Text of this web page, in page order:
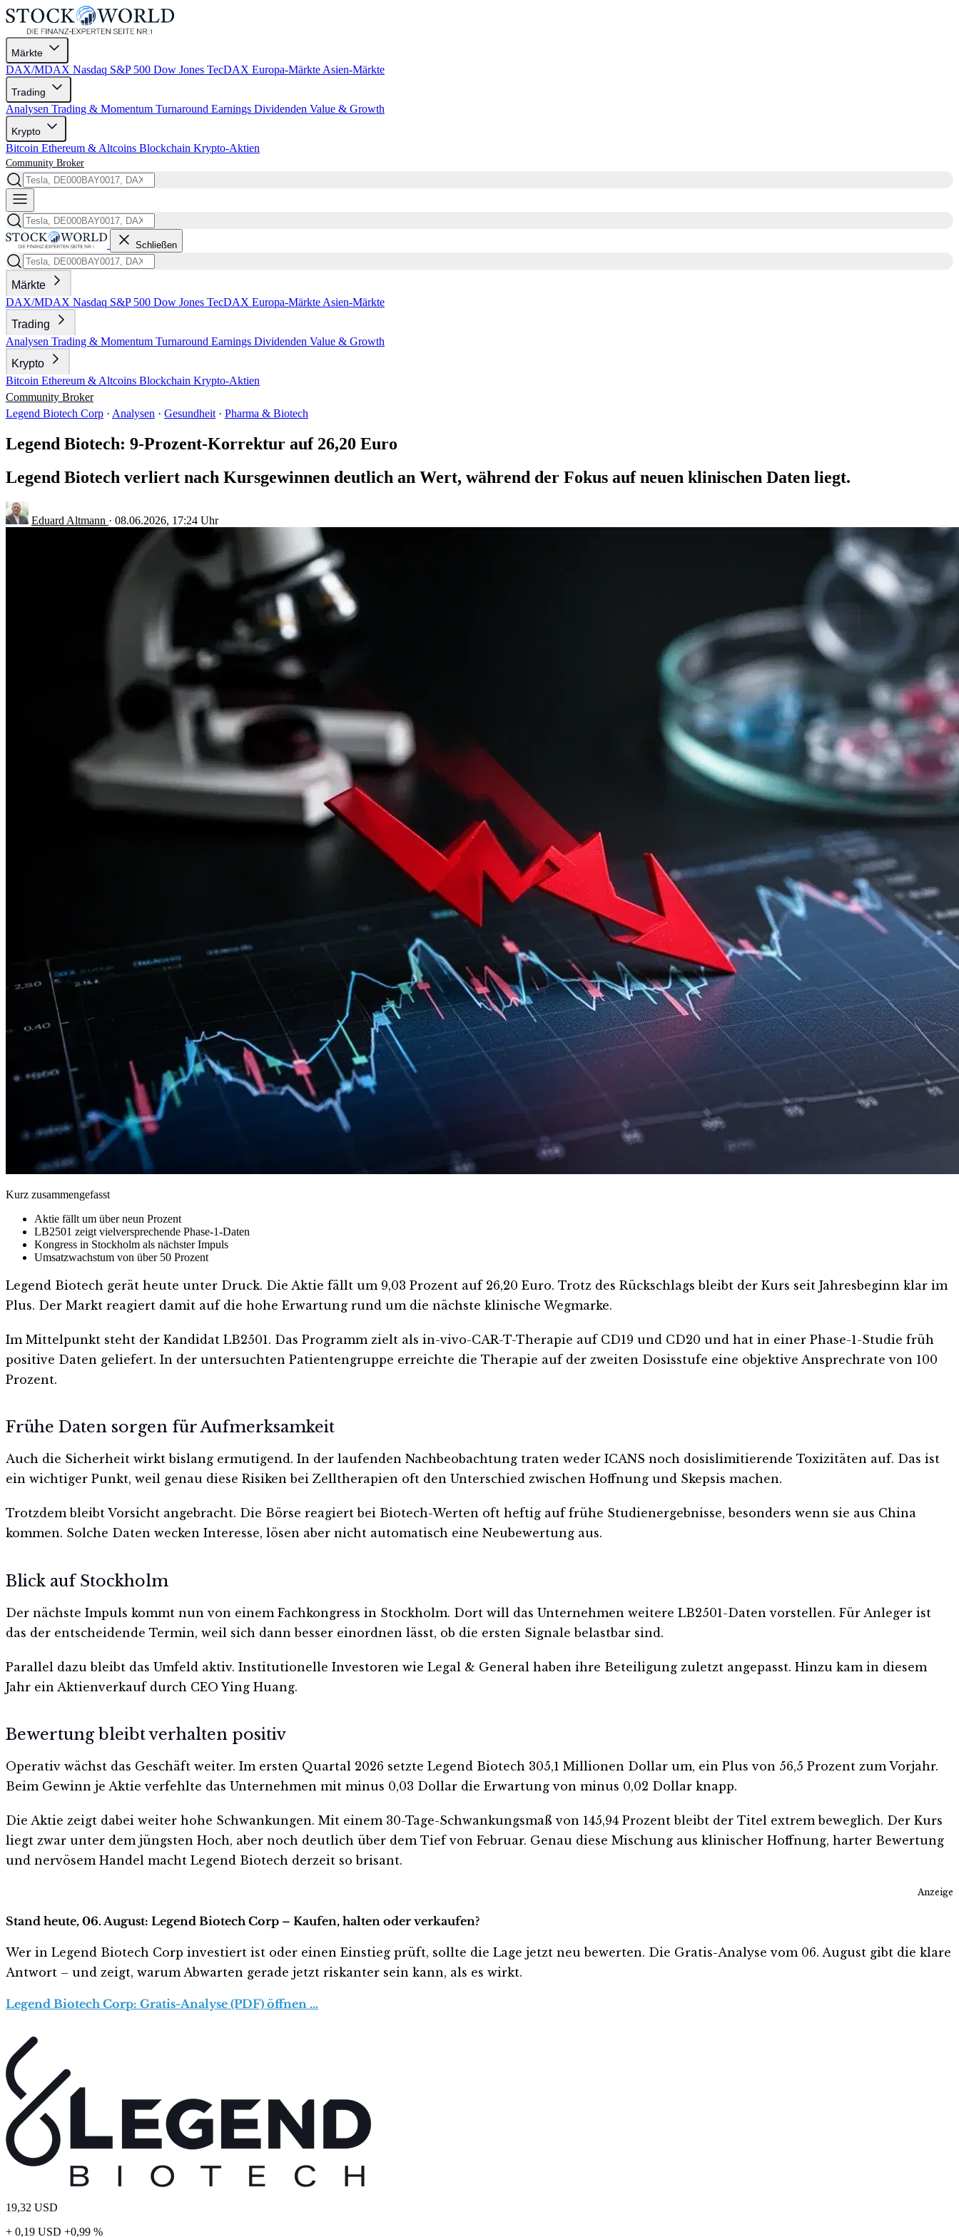
Märkte
DAX/MDAX Nasdaq S&P 500 Dow Jones TecDAX Europa-Märkte Asien-Märkte
Trading
Analysen Trading & Momentum Turnaround Earnings Dividenden Value & Growth
Krypto
Bitcoin Ethereum & Altcoins Blockchain Krypto-Aktien
Community Broker
Schließen
Märkte
DAX/MDAX Nasdaq S&P 500 Dow Jones TecDAX Europa-Märkte Asien-Märkte
Trading
Analysen Trading & Momentum Turnaround Earnings Dividenden Value & Growth
Krypto
Bitcoin Ethereum & Altcoins Blockchain Krypto-Aktien
Community Broker
Legend Biotech Corp · Analysen · Gesundheit · Pharma & Biotech
Legend Biotech: 9-Prozent-Korrektur auf 26,20 Euro
Legend Biotech verliert nach Kursgewinnen deutlich an Wert, während der Fokus auf neuen klinischen Daten liegt.
Eduard Altmann · 08.06.2026, 17:24 Uhr
Kurz zusammengefasst
Aktie fällt um über neun Prozent
LB2501 zeigt vielversprechende Phase-1-Daten
Kongress in Stockholm als nächster Impuls
Umsatzwachstum von über 50 Prozent
Legend Biotech gerät heute unter Druck. Die Aktie fällt um 9,03 Prozent auf 26,20 Euro. Trotz des Rückschlags bleibt der Kurs seit Jahresbeginn klar im
Plus. Der Markt reagiert damit auf die hohe Erwartung rund um die nächste klinische Wegmarke.
Im Mittelpunkt steht der Kandidat LB2501. Das Programm zielt als in-vivo-CAR-T-Therapie auf CD19 und CD20 und hat in einer Phase-1-Studie früh
positive Daten geliefert. In der untersuchten Patientengruppe erreichte die Therapie auf der zweiten Dosisstufe eine objektive Ansprechrate von 100
Prozent.
Frühe Daten sorgen für Aufmerksamkeit
Auch die Sicherheit wirkt bislang ermutigend. In der laufenden Nachbeobachtung traten weder ICANS noch dosislimitierende Toxizitäten auf. Das ist
ein wichtiger Punkt, weil genau diese Risiken bei Zelltherapien oft den Unterschied zwischen Hoffnung und Skepsis machen.
Trotzdem bleibt Vorsicht angebracht. Die Börse reagiert bei Biotech-Werten oft heftig auf frühe Studienergebnisse, besonders wenn sie aus China
kommen. Solche Daten wecken Interesse, lösen aber nicht automatisch eine Neubewertung aus.
Blick auf Stockholm
Der nächste Impuls kommt nun von einem Fachkongress in Stockholm. Dort will das Unternehmen weitere LB2501-Daten vorstellen. Für Anleger ist
das der entscheidende Termin, weil sich dann besser einordnen lässt, ob die ersten Signale belastbar sind.
Parallel dazu bleibt das Umfeld aktiv. Institutionelle Investoren wie Legal & General haben ihre Beteiligung zuletzt angepasst. Hinzu kam in diesem
Jahr ein Aktienverkauf durch CEO Ying Huang.
Bewertung bleibt verhalten positiv
Operativ wächst das Geschäft weiter. Im ersten Quartal 2026 setzte Legend Biotech 305,1 Millionen Dollar um, ein Plus von 56,5 Prozent zum Vorjahr.
Beim Gewinn je Aktie verfehlte das Unternehmen mit minus 0,03 Dollar die Erwartung von minus 0,02 Dollar knapp.
Die Aktie zeigt dabei weiter hohe Schwankungen. Mit einem 30-Tage-Schwankungsmaß von 145,94 Prozent bleibt der Titel extrem beweglich. Der Kurs
liegt zwar unter dem jüngsten Hoch, aber noch deutlich über dem Tief von Februar. Genau diese Mischung aus klinischer Hoffnung, harter Bewertung
und nervösem Handel macht Legend Biotech derzeit so brisant.
Anzeige
Stand heute, 06. August: Legend Biotech Corp – Kaufen, halten oder verkaufen?
Wer in Legend Biotech Corp investiert ist oder einen Einstieg prüft, sollte die Lage jetzt neu bewerten. Die Gratis-Analyse vom 06. August gibt die klare
Antwort – und zeigt, warum Abwarten gerade jetzt riskanter sein kann, als es wirkt.
Legend Biotech Corp: Gratis-Analyse (PDF) öffnen …
19,32 USD
+ 0,19 USD +0,99 %